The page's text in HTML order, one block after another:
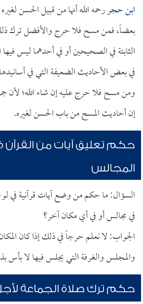
ابن حجررحمه الله أنها من قبيل الحسن
بعضاً، فمن مسح فلا حرج والأفضل ترك
الثابتة في الصحيحين أو في أحدهما ليس
في بعض الأحاديث الضعيفة التي في
ومن مسح فلا حرج عليه إن شاء الله؛ لأن
إن أحاديث المسح من باب الحسن لغيره.
حكم تعليق آيات من
المجالس
السؤال: ما حكم من وضع آيات قرآنية في
في مجالس أو في أي مكان آخر؟
الجواب: لا نعلم حرجاً في ذلك إذا كان
والمجلس والغرفة التي يجلس فيها لا بأس
حكم ترك صلاة الجماعة